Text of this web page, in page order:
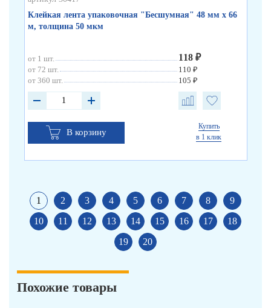
Клейкая лента упаковочная "Бесшумная" 48 мм х 66
м, толщина 50 мкм
от 1 шт. 118 ₽
от 72 шт.
110 ₽
от 360 шт.
105 ₽
В корзину
Купить
в 1 клик
1 2 3 4 5 6 7 8
9
10
11 12 13 14 15 16 17
18
19
20
Похожие товары